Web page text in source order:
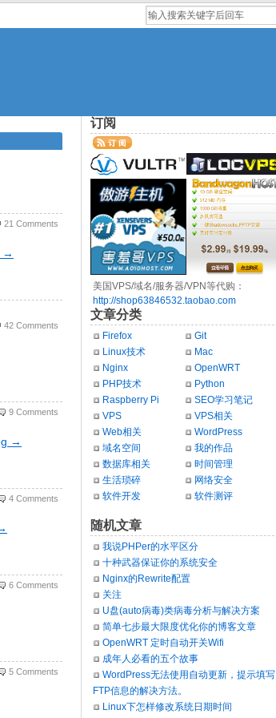
21 Comments
→
42 Comments
9 Comments
→
4 Comments
6 Comments
5 Comments
订阅
美国VPS/域名/服务器/VPN等代购：
http://shop63846532.taobao.com
文章分类
Firefox
Git
Linux技术
Mac
Nginx
OpenWRT
PHP技术
Python
Raspberry Pi
SEO学习笔记
VPS
VPS相关
Web相关
WordPress
域名空间
我的作品
数据库相关
时间管理
生活琐碎
网络安全
软件开发
软件测评
随机文章
我说PHPer的水平区分
十种武器保证你的系统安全
Nginx的Rewrite配置
关注
U盘(auto病毒)类病毒分析与解决方案
简单七步最大限度优化你的博客文章
OpenWRT 定时自动开关Wifi
成年人必看的五个故事
WordPress无法使用自动更新，提示填写
FTP信息的解决方法。
Linux下怎样修改系统日期时间